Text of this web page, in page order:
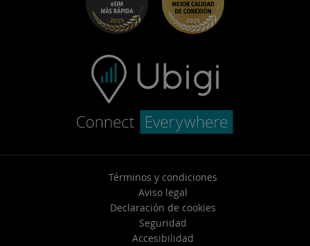
Soporte de contacto
Términos y condiciones
Aviso legal
Declaración de cookies
Seguridad
Accesibilidad